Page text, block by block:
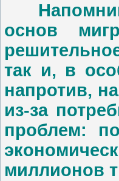
Напомним,
основ
так и, в
напротив,
из-за
проблем:
миллионов